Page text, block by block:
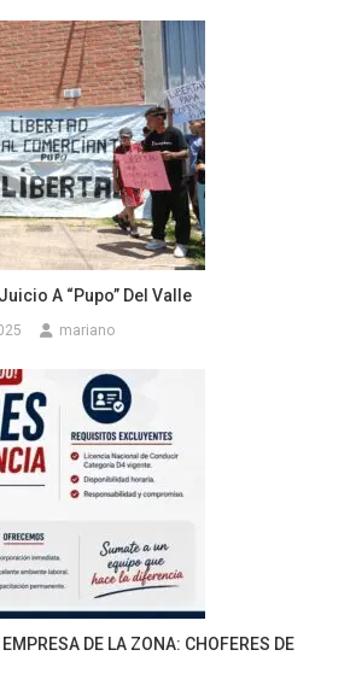
A “Pupo” Del Valle
mariano
DE LA ZONA: CHOFERES DE